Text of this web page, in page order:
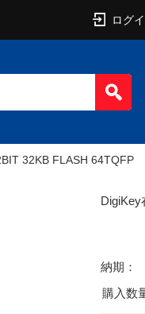
ログ
32KB FLASH 64TQFP
DigiKey
納期：
購入数